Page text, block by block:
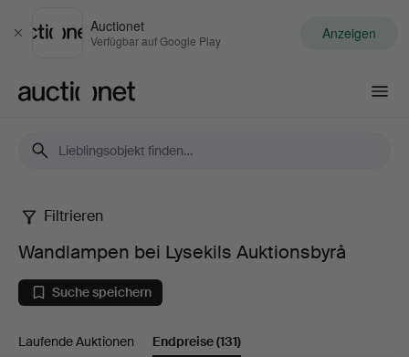
Schließen
Auctionet
Verfügbar auf Google Play Anzeigen
Wandlampen
bei
Lysekils
Filtrieren
Wandlampen bei Lysekils Auktionsbyrå
Suche speichern
Laufende Auktionen Endpreise(131)